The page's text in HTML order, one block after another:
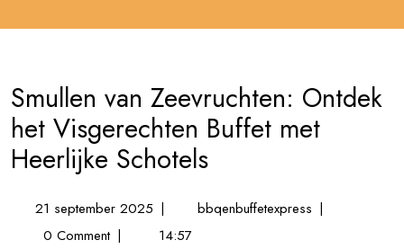
Smullen van Zeevruchten: Ontdek
het Visgerechten Buffet met
Heerlijke Schotels
21 september 202521
september
| bbqenbuffetexpressSmullen
|
0 Comment | 14:57